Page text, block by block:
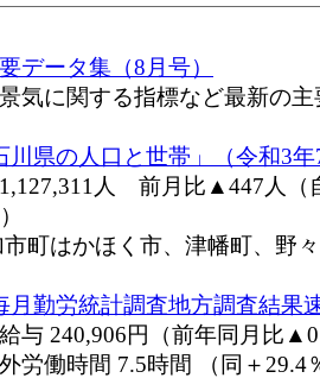
データ集（8月号）
気に関する指標など最新の
川県の人口と世帯」（令和3
人 前月比▲447人（
町はかほく市、津幡町、野
月勤労統計調査地方調査結果
給与 240,906円（前年同月比
外労働時間 7.5時間 （同＋29.4